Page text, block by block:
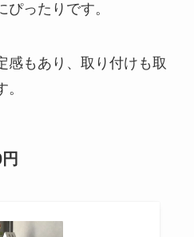
ったりです。
感もあり、取り付けも取